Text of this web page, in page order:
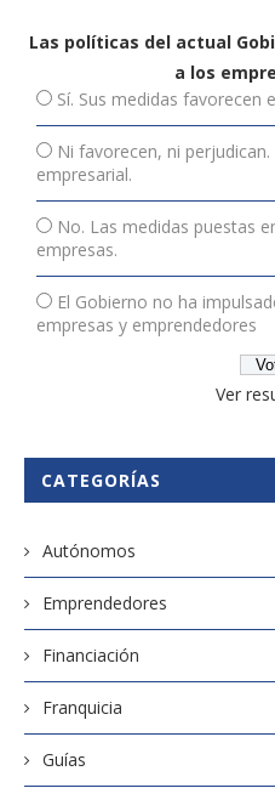
Las políticas del actual
a los
Sí. Sus medidas favorecen
Ni favorecen, ni
empresarial.
No. Las medidas puestas
empresas.
El Gobierno no ha
empresas y emprendedores
Ver
CATEGORÍAS
Autónomos
Emprendedores
Financiación
Franquicia
Guías